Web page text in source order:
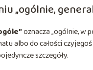
„ogólnie,
oznacza „ogólnie, w
albo do całości
szczegóły.